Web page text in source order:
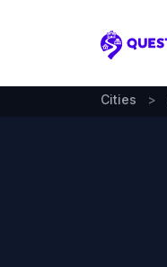
Questo
Cities >